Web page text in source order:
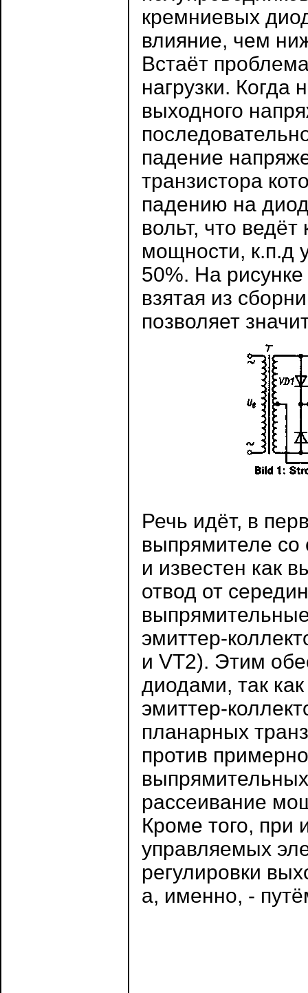
кремниевых
влияние, чем
Встаёт
нагрузки. Когда
выходного
падение
транзистора
падению на
вольт, что
мощности, к.п.д
50%. На
взятая из
позволяет
Речь идёт, в
выпрямителе со
и известен как
отвод от
эмиттер-
и VT2). Этим
диодами, так
эмиттер-
планарных
против
рассеивание
Кроме того, при
управляемых
регулировки
а, именно, -